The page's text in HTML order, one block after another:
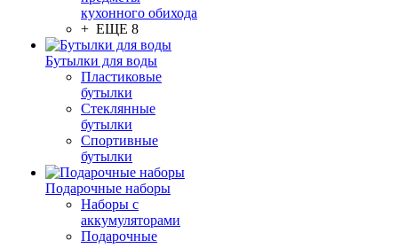
кухонного обихода
+ ЕЩЕ 8
Бутылки для воды
Пластиковые
бутылки
Стеклянные
бутылки
Спортивные
бутылки
Подарочные наборы
Наборы с
аккумуляторами
Подарочные